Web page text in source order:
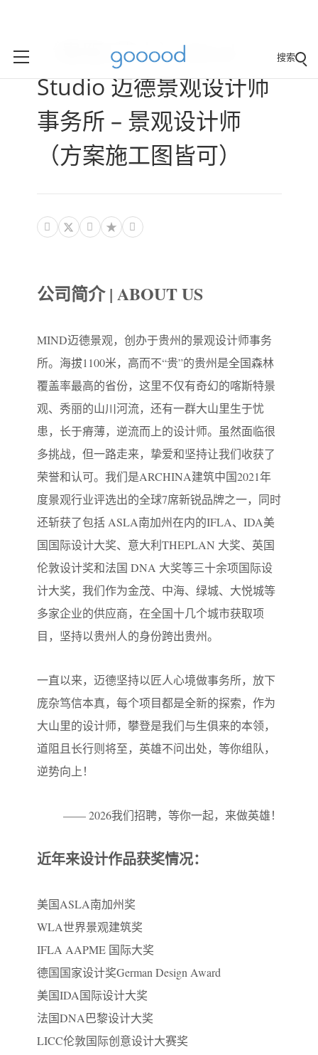
搜索
（贵阳/线上）Mind
Studio 迈德景观设计师
事务所 – 景观设计师
（方案施工图皆可）
  
公司简介 | ABOUT US
MIND迈德景观，创办于贵州的景观设计师事务
所。海拔1100米，高而不“贵”的贵州是全国森林
覆盖率最高的省份，这里不仅有奇幻的喀斯特景
观、秀丽的山川河流，还有一群大山里生于忧
患，长于瘠薄，逆流而上的设计师。虽然面临很
多挑战，但一路走来，挚爱和坚持让我们收获了
荣誉和认可。我们是ARCHINA建筑中国2021年
度景观行业评选出的全球7席新锐品牌之一，同时
还斩获了包括 ASLA南加州在内的IFLA、IDA美
国国际设计大奖、意大利THEPLAN 大奖、英国
伦敦设计奖和法国 DNA 大奖等三十余项国际设
计大奖，我们作为金茂、中海、绿城、大悦城等
多家企业的供应商，在全国十几个城市获取项
目，坚持以贵州人的身份跨出贵州。
一直以来，迈德坚持以匠人心境做事务所，放下
庞杂笃信本真，每个项目都是全新的探索，作为
大山里的设计师，攀登是我们与生俱来的本领，
道阻且长行则将至，英雄不问出处，等你组队，
逆势向上！
—— 2026我们招聘，等你一起，来做英雄！
近年来设计作品获奖情况：
美国ASLA南加州奖
WLA世界景观建筑奖
IFLA AAPME 国际大奖
德国国家设计奖German Design Award
美国IDA国际设计大奖
法国DNA巴黎设计大奖
LICC伦敦国际创意设计大赛奖